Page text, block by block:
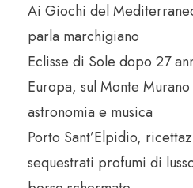
Ai Giochi del
parla marchigiano
Eclisse di Sole dopo 27
Europa, sul Monte
astronomia e musica
Porto Sant’Elpidio,
sequestrati profumi di